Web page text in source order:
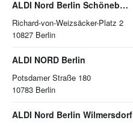
ALDI Nord Berlin Schöneberg
Richard-von-Weizsäcker-Platz 2
10827 Berlin
ALDI NORD Berlin
Potsdamer Straße 180
10783 Berlin
ALDI Nord Berlin Wilmersdorf